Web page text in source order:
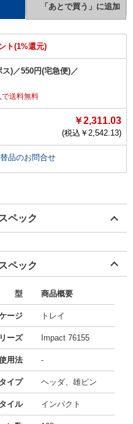
ト(1%還元)
ス)／550円(宅急便)／
送料無料
￥2,311.03
(税込￥ 2,542.13)
品のお問合せ
ペック
ペック
型 商品概要
ージ トレイ
ーズ Impact 76155
用法 -
イプ ヘッダ、雄ピン
イル インパクト